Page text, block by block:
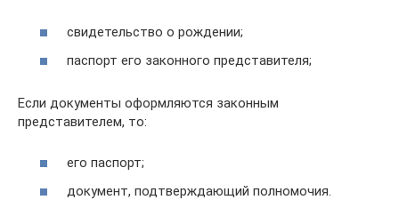
свидетельство о рождении;
паспорт его законного представителя;
Если документы оформляются законным
представителем, то:
его паспорт;
документ, подтверждающий полномочия.